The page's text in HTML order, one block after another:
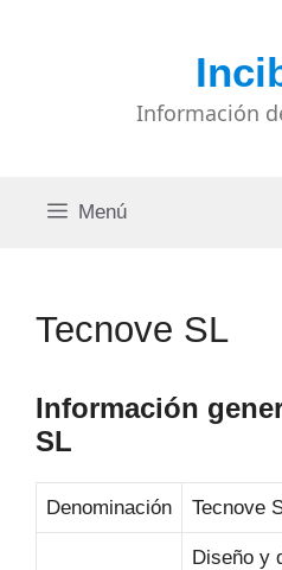
Información
Menú
Tecnove SL
Información
SL
Denominación Tecnove
Diseño y